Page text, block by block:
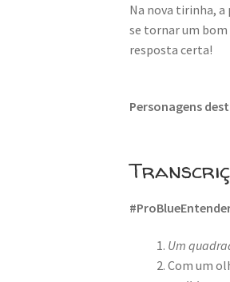
Na nova tirinha, a
se tornar um bom
resposta certa!
Personagens
Um
Com um